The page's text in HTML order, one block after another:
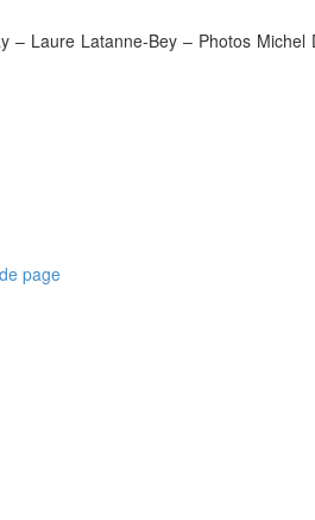
– Laure Latanne-Bey – Photos Michel
page